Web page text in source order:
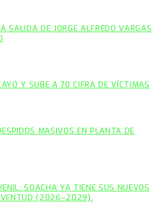
SALIDA DE JORGE ALFREDO VARGAS
Y SUBE A 70 CIFRA DE VÍCTIMAS
MASIVOS EN PLANTA DE
SOACHA YA TIENE SUS NUEVOS
(2026–2029).